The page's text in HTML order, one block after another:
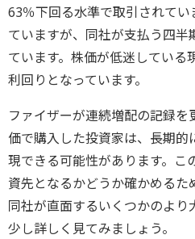
63％下回る水準で取引されてい
ていますが、同社が支払う四半
ています。株価が低迷している
利回りとなっています。
ファイザーが連続増配の記録
価で購入した投資家は、長期
現できる可能性があります。こ
資先となるかどうか確かめるた
同社が直面するいくつかのより
少し詳しく見てみましょう。